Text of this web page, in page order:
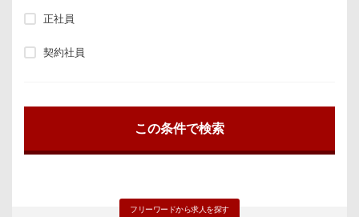
正社員
契約社員
フリーワードから求人を探す